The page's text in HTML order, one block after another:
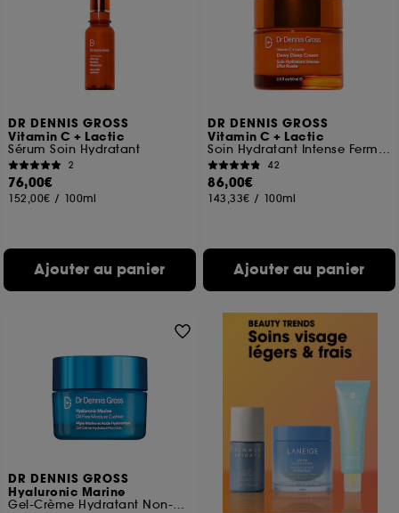
DR DENNIS GROSS
Vitamin C + Lactic
Sérum Soin Hydratant
2
76,00€
152,00€ / 100ml
Ajouter au panier
DR DENNIS GROSS
Vitamin C + Lactic
Soin Hydratant Intense Fermeté Lift
42
86,00€
143,33€ / 100ml
Ajouter au panier
DR DENNIS GROSS
Hyaluronic Marine
Gel-Crème Hydratant Non-Gras